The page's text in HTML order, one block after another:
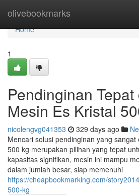
olivebookmarks
Home
Home
1
Pendinginan
Mesin Es Kristal
nicolengvg041353 329 days ago
Mencari solusi pendinginan yang sangat
500 kg merupakan pilihan yang tepat
kapasitas signifikan, mesin ini mampu
dalam jumlah besar, siap memenuhi
https://cheapbookmarking.com/
500-kg